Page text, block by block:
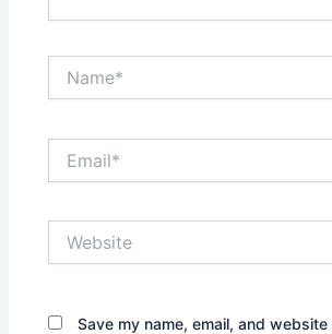
Save my name, email, and